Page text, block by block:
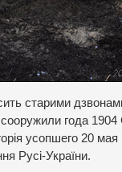
старими
сооружили года
усопшего 20 мая
Русі-України.